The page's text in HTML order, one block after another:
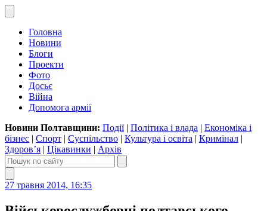
Головна
Новини
Блоги
Проекти
Фото
Досьє
Війна
Допомога армії
Новини Полтавщини: Події| Політика і влада | Економіка і
бізнес | Спорт | Суспільство | Культура і освіта | Кримінал |
Здоров’я | Цікавинки | Архів
27 травня 2014, 16:35